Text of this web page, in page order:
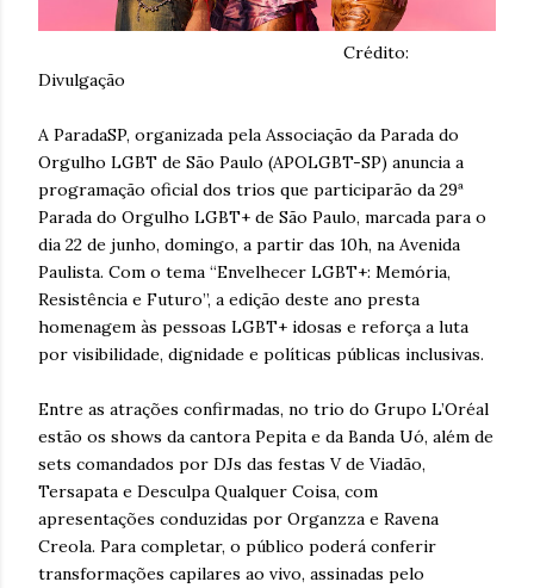
Crédito:
Divulgação
A ParadaSP, organizada pela Associação da Parada do
Orgulho LGBT de São Paulo (APOLGBT-SP) anuncia a
programação oficial dos trios que participarão da 29ª
Parada do Orgulho LGBT+ de São Paulo, marcada para o
dia 22 de junho, domingo, a partir das 10h, na Avenida
Paulista. Com o tema “Envelhecer LGBT+: Memória,
Resistência e Futuro”, a edição deste ano presta
homenagem às pessoas LGBT+ idosas e reforça a luta
por visibilidade, dignidade e políticas públicas inclusivas.
Entre as atrações confirmadas, no trio do Grupo L’Oréal
estão os shows da cantora Pepita e da Banda Uó, além de
sets comandados por DJs das festas V de Viadão,
Tersapata e Desculpa Qualquer Coisa, com
apresentações conduzidas por Organzza e Ravena
Creola. Para completar, o público poderá conferir
transformações capilares ao vivo, assinadas pelo